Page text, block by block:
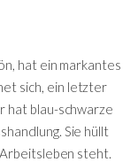
hat ein markantes
sich, ein letzter
hat blau-schwarze
Sie hüllt
steht.